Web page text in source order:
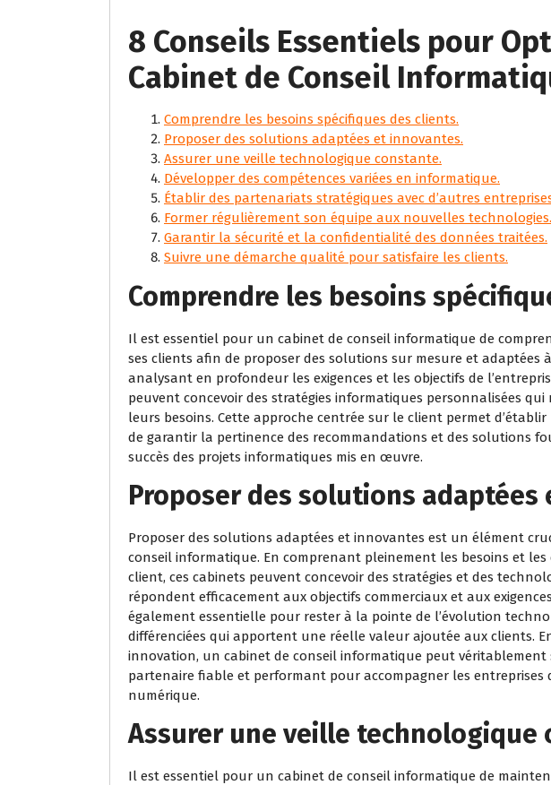
8 Conseils Essentiels pour
Cabinet de Conseil
Comprendre les besoins spécifiques des clients.
Proposer des solutions adaptées et innovantes.
Assurer une veille technologique constante.
Développer des compétences variées en informatique.
Établir des partenariats stratégiques avec d’autres
Former régulièrement son équipe aux nouvelles technologies.
Garantir la sécurité et la confidentialité des données traitées.
Suivre une démarche qualité pour satisfaire les clients.
Comprendre les besoins
Il est essentiel pour un cabinet de conseil informatique de
ses clients afin de proposer des solutions sur mesure et adaptées
analysant en profondeur les exigences et les objectifs de
peuvent concevoir des stratégies informatiques personnalisées
leurs besoins. Cette approche centrée sur le client permet
de garantir la pertinence des recommandations et des solutions
succès des projets informatiques mis en œuvre.
Proposer des solutions adaptées
Proposer des solutions adaptées et innovantes est un élément
conseil informatique. En comprenant pleinement les besoins et les
client, ces cabinets peuvent concevoir des stratégies et des
répondent efficacement aux objectifs commerciaux et aux
également essentielle pour rester à la pointe de l’évolution
différenciées qui apportent une réelle valeur ajoutée aux clients.
innovation, un cabinet de conseil informatique peut
partenaire fiable et performant pour accompagner les
numérique.
Assurer une veille technologique
Il est essentiel pour un cabinet de conseil informatique de